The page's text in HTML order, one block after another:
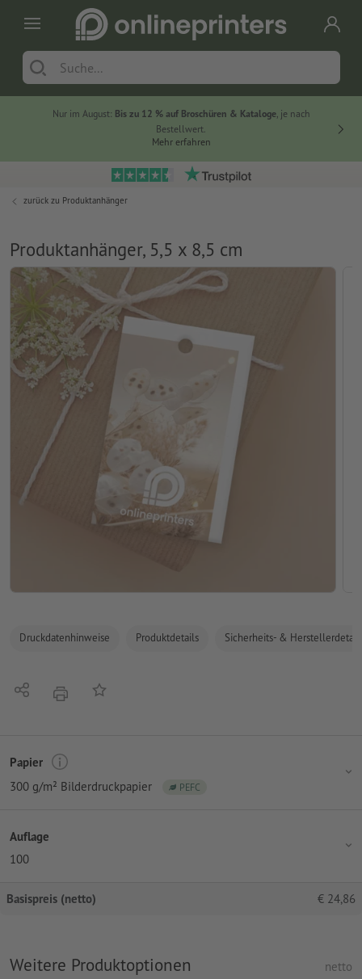
Nur im August: Bis zu 12 % auf Broschüren & Kataloge, je nach
Bestellwert.
Mehr erfahren
zurück zu Produktanhänger
Produktanhänger, 5,5 x 8,5 cm
Druckdatenhinweise Produktdetails Sicherheits- &
Teilen DruckenAuf die Merkliste
Papier
300 g/m² Bilderdruckpapier
PEFC
Auflage
100
Basispreis (netto) € 24,86
Weitere Produktoptionen netto